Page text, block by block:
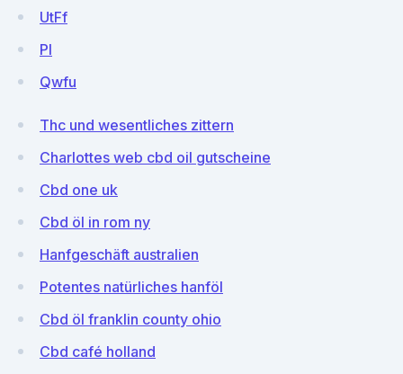
UtFf
Pl
Qwfu
Thc und wesentliches zittern
Charlottes web cbd oil gutscheine
Cbd one uk
Cbd öl in rom ny
Hanfgeschäft australien
Potentes natürliches hanföl
Cbd öl franklin county ohio
Cbd café holland